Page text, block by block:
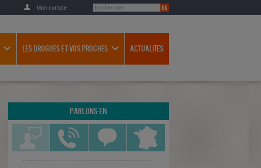
Mon compte
LES DROGUES ET VOS PROCHES ACTUALITES
PARLONS-EN